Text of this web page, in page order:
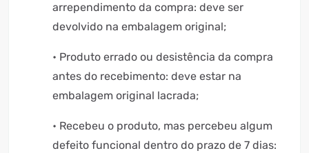
arrependimento da compra: deve ser
devolvido na embalagem original;
• Produto errado ou desistência da compra
antes do recebimento: deve estar na
embalagem original lacrada;
• Recebeu o produto, mas percebeu algum
defeito funcional dentro do prazo de 7 dias: